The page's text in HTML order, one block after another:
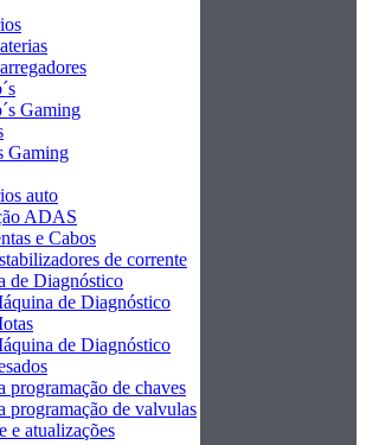
Gaming
Gaming
auto
ADAS
e Cabos
de corrente
de Diagnóstico
de Diagnóstico
de Diagnóstico
programação de chaves
programação de valvulas
e atualizações